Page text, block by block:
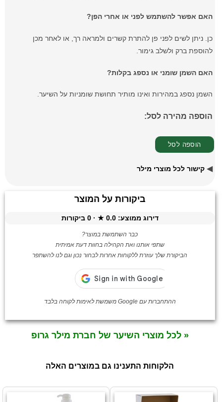
האם אפשר להשתמש לפני או אחרי הפן?
כן. ניתן לשים לפני פן להתרת קשרים ולמראה רך, או לאחר מכן
להוספת ברק ולשלב גימור.
האם השמן שומני או נספג בקלות?
השמן נספג במהירות ואינו מותיר תחושת שומניות על השיער.
הוספה מהירה לסל:
◀קישור לכל מוצרי מילר
ביקורות על המוצר
דירוג ממוצע:0.0
★ ·
0 ביקורות
כבר השתמשת במוצר?
שתפי אותנו ואת הקהילה בחוות דעת אמיתית
הביקורת שלך עוזרת ללקוחות אחרות לבחור נכון וגם לנו להשתפר
ההתחברות עם Google משמשת לאימות לקוחה בלבד
« לכל מוצרי השיער של חברת מילר גרופ
הלקוחות התענינו גם במוצרים האלה